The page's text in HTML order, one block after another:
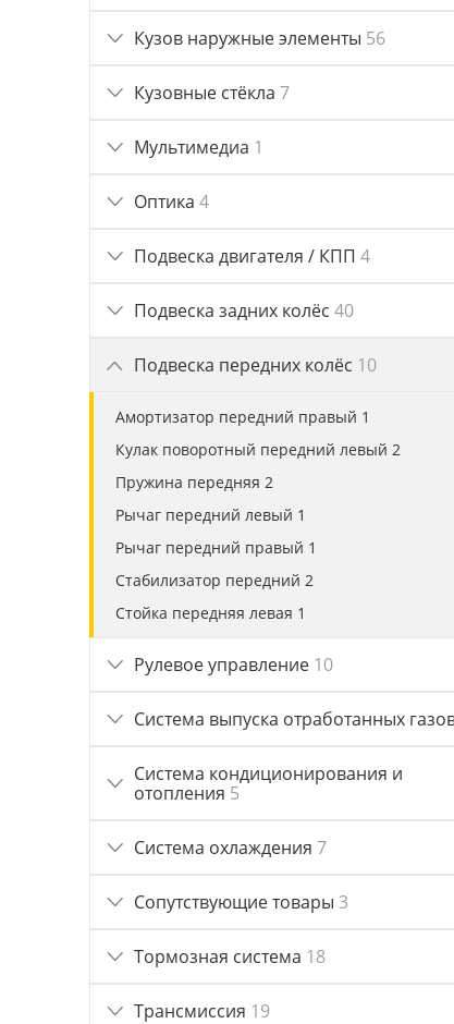
Кузов наружные элементы 56
Кузовные стёкла 7
Мультимедиа 1
Оптика 4
Подвеска двигателя / КПП 4
Подвеска задних колёс 40
Подвеска передних колёс 10
Амортизатор передний правый 1
Кулак поворотный передний левый 2
Пружина передняя 2
Рычаг передний левый 1
Рычаг передний правый 1
Стабилизатор передний 2
Стойка передняя левая 1
Рулевое управление 10
Система выпуска отработанных
Система кондиционирования и
отопления 5
Система охлаждения 7
Сопутствующие товары 3
Тормозная система 18
Трансмиссия 19